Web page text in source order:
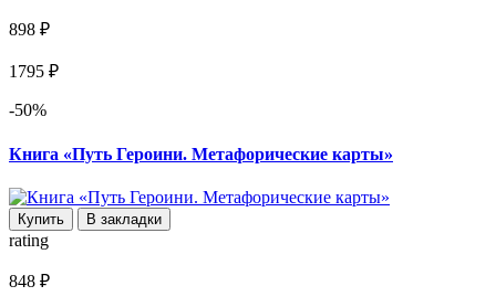
898 ₽
1795 ₽
-50%
Книга «Путь Героини. Метафорические карты»
Купить В закладки
rating
848 ₽